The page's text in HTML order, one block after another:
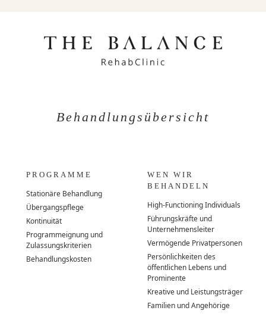
Behandlungsübersicht
PROGRAMME
Stationäre Behandlung
Übergangspflege
Kontinuität
Programmeignung und
Zulassungskriterien
Behandlungskosten
WEN WIR
BEHANDELN
High-Functioning Individuals
Führungskräfte und
Unternehmensleiter
Vermögende Privatpersonen
Persönlichkeiten des
öffentlichen Lebens und
Prominente
Kreative und Leistungsträger
Familien und Angehörige